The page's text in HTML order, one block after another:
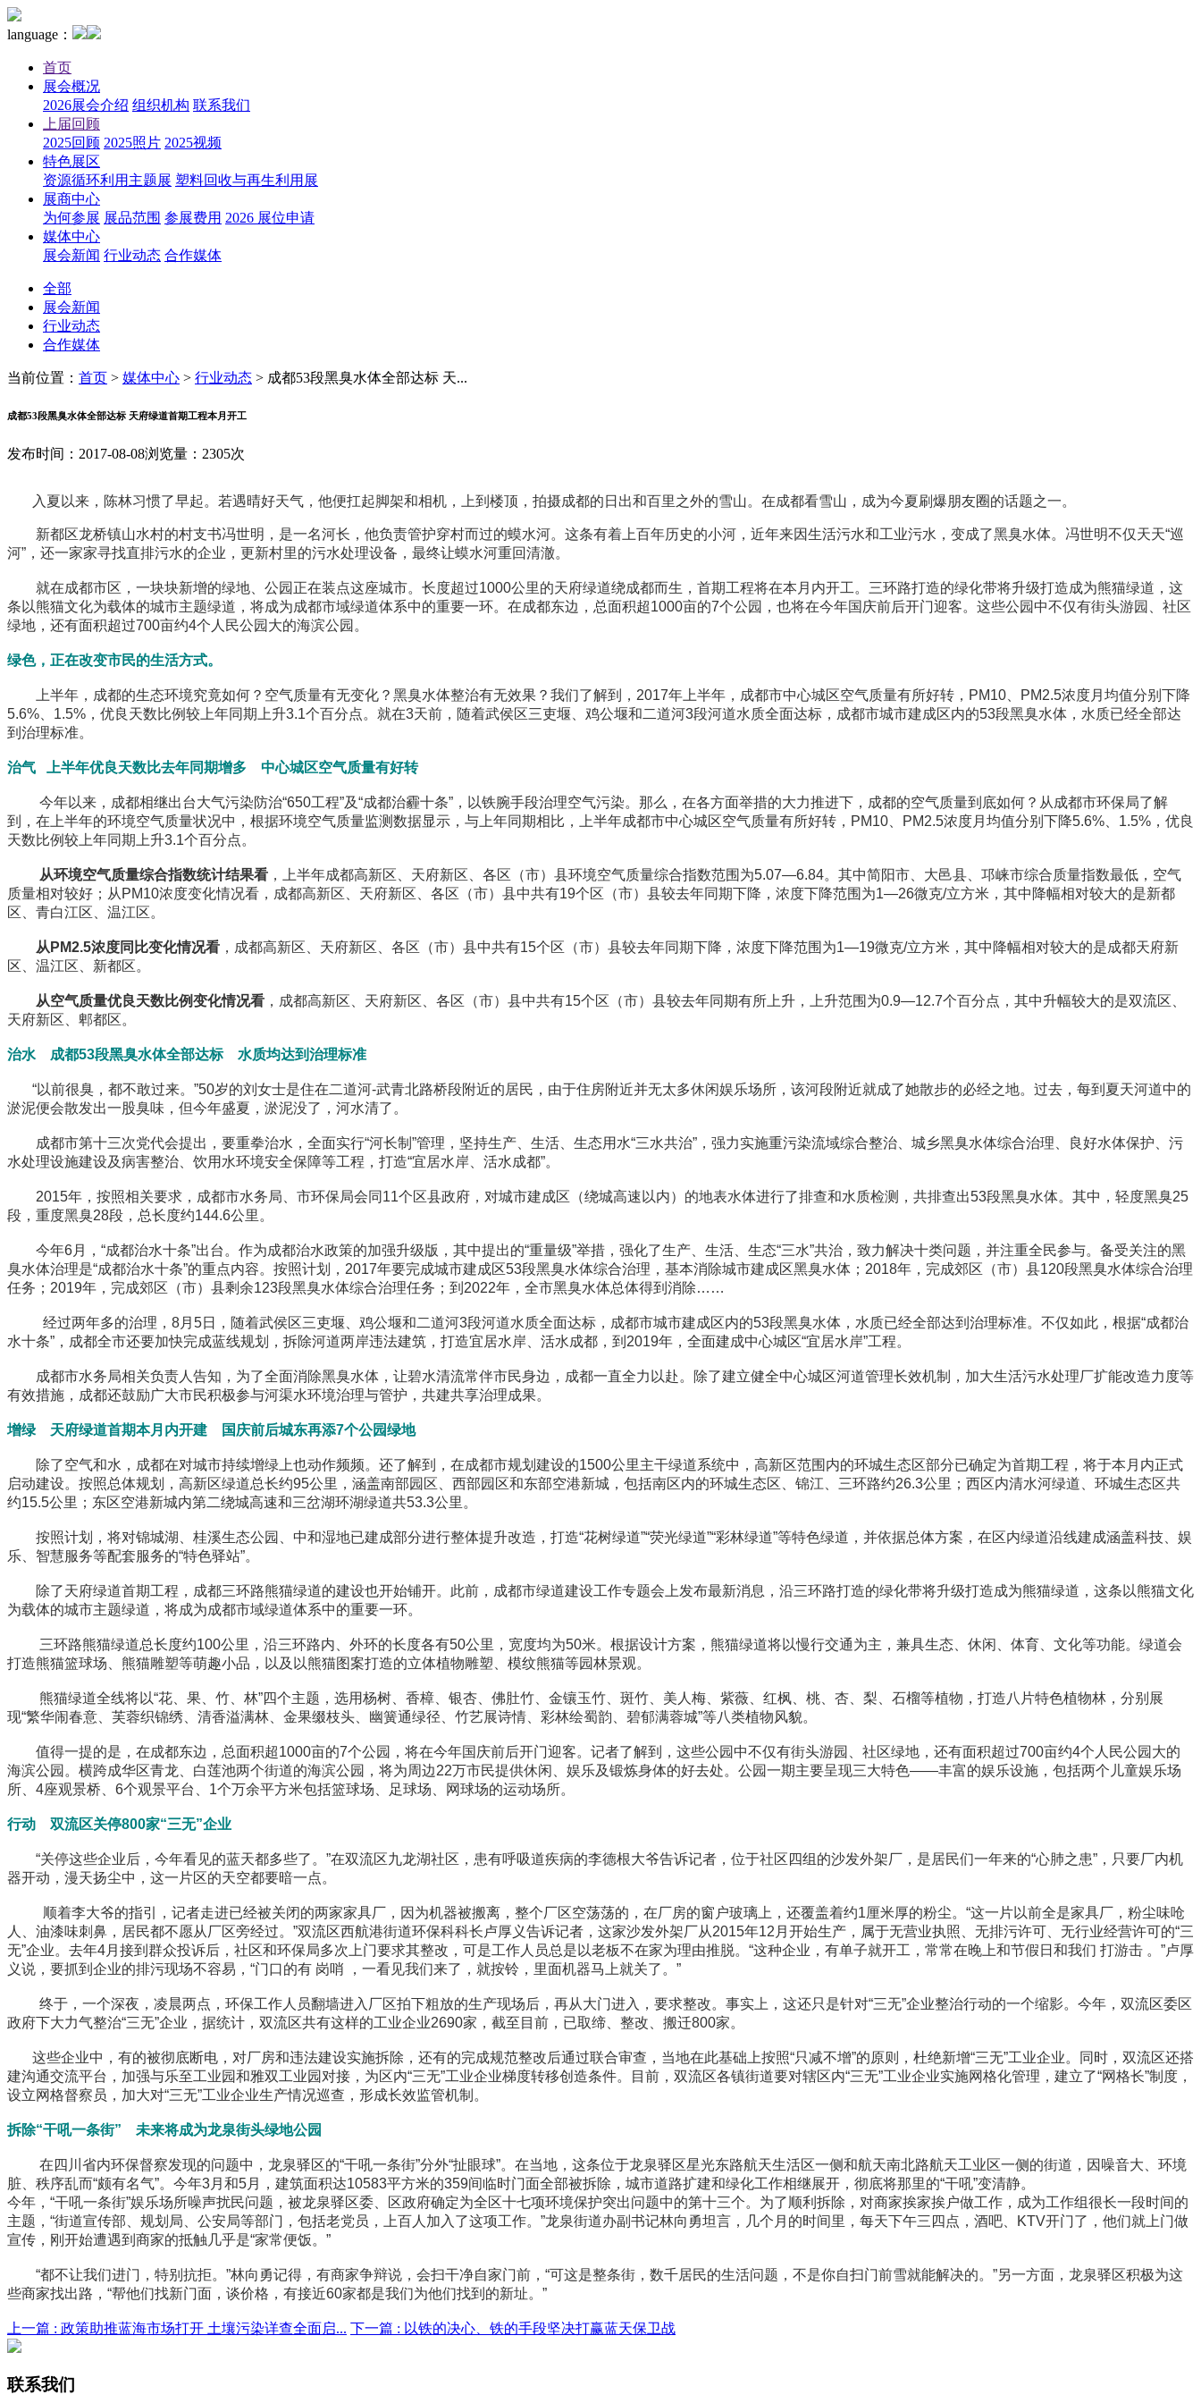
language：
首页
展会概况
2026展会介绍 组织机构 联系我们
上届回顾
2025回顾 2025照片 2025视频
特色展区
资源循环利用主题展 塑料回收与再生利用展
展商中心
为何参展 展品范围 参展费用 2026 展位申请
媒体中心
展会新闻 行业动态 合作媒体
全部
展会新闻
行业动态
合作媒体
当前位置： 首页 > 媒体中心 > 行业动态 > 成都53段黑臭水体全部达标 天...
成都53段黑臭水体全部达标 天府绿道首期工程本月开工
发布时间：2017-08-08浏览量：2305次
入夏以来，陈林习惯了早起。若遇晴好天气，他便扛起脚架和相机，上到楼顶，拍摄成都的日出和百里之外的雪山。在成都看雪山，成为今夏刷爆朋友圈的话题之一。
新都区龙桥镇山水村的村支书冯世明，是一名河长，他负责管护穿村而过的蟆水河。这条有着上百年历史的小河，近年来因生活污水和工业污水，变成了黑臭水体。冯世明不仅天天“巡
河”，还一家家寻找直排污水的企业，更新村里的污水处理设备，最终让蟆水河重回清澈。
就在成都市区，一块块新增的绿地、公园正在装点这座城市。长度超过1000公里的天府绿道绕成都而生，首期工程将在本月内开工。三环路打造的绿化带将升级打造成为熊猫绿道，这
条以熊猫文化为载体的城市主题绿道，将成为成都市域绿道体系中的重要一环。在成都东边，总面积超1000亩的7个公园，也将在今年国庆前后开门迎客。这些公园中不仅有街头游园、社区
绿地，还有面积超过700亩约4个人民公园大的海滨公园。
绿色，正在改变市民的生活方式。
上半年，成都的生态环境究竟如何？空气质量有无变化？黑臭水体整治有无效果？我们了解到，2017年上半年，成都市中心城区空气质量有所好转，PM10、PM2.5浓度月均值分别下降
5.6%、1.5%，优良天数比例较上年同期上升3.1个百分点。就在3天前，随着武侯区三吏堰、鸡公堰和二道河3段河道水质全面达标，成都市城市建成区内的53段黑臭水体，水质已经全部达
到治理标准。
治气 上半年优良天数比去年同期增多 中心城区空气质量有好转
今年以来，成都相继出台大气污染防治“650工程”及“成都治霾十条”，以铁腕手段治理空气污染。那么，在各方面举措的大力推进下，成都的空气质量到底如何？从成都市环保局了解
到，在上半年的环境空气质量状况中，根据环境空气质量监测数据显示，与上年同期相比，上半年成都市中心城区空气质量有所好转，PM10、PM2.5浓度月均值分别下降5.6%、1.5%，优良
天数比例较上年同期上升3.1个百分点。
从环境空气质量综合指数统计结果看 ，上半年成都高新区、天府新区、各区（市）县环境空气质量综合指数范围为5.07—6.84。其中简阳市、大邑县、邛崃市综合质量指数最低，空气
质量相对较好；从PM10浓度变化情况看，成都高新区、天府新区、各区（市）县中共有19个区（市）县较去年同期下降，浓度下降范围为1—26微克/立方米，其中降幅相对较大的是新都
区、青白江区、温江区。
从PM2.5浓度同比变化情况看 ，成都高新区、天府新区、各区（市）县中共有15个区（市）县较去年同期下降，浓度下降范围为1—19微克/立方米，其中降幅相对较大的是成都天府新
区、温江区、新都区。
从空气质量优良天数比例变化情况看 ，成都高新区、天府新区、各区（市）县中共有15个区（市）县较去年同期有所上升，上升范围为0.9—12.7个百分点，其中升幅较大的是双流区、
天府新区、郫都区。
治水 成都53段黑臭水体全部达标 水质均达到治理标准
“以前很臭，都不敢过来。”50岁的刘女士是住在二道河-武青北路桥段附近的居民，由于住房附近并无太多休闲娱乐场所，该河段附近就成了她散步的必经之地。过去，每到夏天河道中的
淤泥便会散发出一股臭味，但今年盛夏，淤泥没了，河水清了。
成都市第十三次党代会提出，要重拳治水，全面实行“河长制”管理，坚持生产、生活、生态用水“三水共治”，强力实施重污染流域综合整治、城乡黑臭水体综合治理、良好水体保护、污
水处理设施建设及病害整治、饮用水环境安全保障等工程，打造“宜居水岸、活水成都”。
2015年，按照相关要求，成都市水务局、市环保局会同11个区县政府，对城市建成区（绕城高速以内）的地表水体进行了排查和水质检测，共排查出53段黑臭水体。其中，轻度黑臭25
段，重度黑臭28段，总长度约144.6公里。
今年6月，“成都治水十条”出台。作为成都治水政策的加强升级版，其中提出的“重量级”举措，强化了生产、生活、生态“三水”共治，致力解决十类问题，并注重全民参与。备受关注的黑
臭水体治理是“成都治水十条”的重点内容。按照计划，2017年要完成城市建成区53段黑臭水体综合治理，基本消除城市建成区黑臭水体；2018年，完成郊区（市）县120段黑臭水体综合治理
任务；2019年，完成郊区（市）县剩余123段黑臭水体综合治理任务；到2022年，全市黑臭水体总体得到消除……
经过两年多的治理，8月5日，随着武侯区三吏堰、鸡公堰和二道河3段河道水质全面达标，成都市城市建成区内的53段黑臭水体，水质已经全部达到治理标准。不仅如此，根据“成都治
水十条”，成都全市还要加快完成蓝线规划，拆除河道两岸违法建筑，打造宜居水岸、活水成都，到2019年，全面建成中心城区“宜居水岸”工程。
成都市水务局相关负责人告知，为了全面消除黑臭水体，让碧水清流常伴市民身边，成都一直全力以赴。除了建立健全中心城区河道管理长效机制，加大生活污水处理厂扩能改造力度等
有效措施，成都还鼓励广大市民积极参与河渠水环境治理与管护，共建共享治理成果。
增绿 天府绿道首期本月内开建 国庆前后城东再添7个公园绿地
除了空气和水，成都在对城市持续增绿上也动作频频。还了解到，在成都市规划建设的1500公里主干绿道系统中，高新区范围内的环城生态区部分已确定为首期工程，将于本月内正式
启动建设。按照总体规划，高新区绿道总长约95公里，涵盖南部园区、西部园区和东部空港新城，包括南区内的环城生态区、锦江、三环路约26.3公里；西区内清水河绿道、环城生态区共
约15.5公里；东区空港新城内第二绕城高速和三岔湖环湖绿道共53.3公里。
按照计划，将对锦城湖、桂溪生态公园、中和湿地已建成部分进行整体提升改造，打造“花树绿道”“荧光绿道”“彩林绿道”等特色绿道，并依据总体方案，在区内绿道沿线建成涵盖科技、娱
乐、智慧服务等配套服务的“特色驿站”。
除了天府绿道首期工程，成都三环路熊猫绿道的建设也开始铺开。此前，成都市绿道建设工作专题会上发布最新消息，沿三环路打造的绿化带将升级打造成为熊猫绿道，这条以熊猫文化
为载体的城市主题绿道，将成为成都市域绿道体系中的重要一环。
三环路熊猫绿道总长度约100公里，沿三环路内、外环的长度各有50公里，宽度均为50米。根据设计方案，熊猫绿道将以慢行交通为主，兼具生态、休闲、体育、文化等功能。绿道会
打造熊猫篮球场、熊猫雕塑等萌趣小品，以及以熊猫图案打造的立体植物雕塑、模纹熊猫等园林景观。
熊猫绿道全线将以“花、果、竹、林”四个主题，选用杨树、香樟、银杏、佛肚竹、金镶玉竹、斑竹、美人梅、紫薇、红枫、桃、杏、梨、石榴等植物，打造八片特色植物林，分别展
现“繁华闹春意、芙蓉织锦绣、清香溢满林、金果缀枝头、幽簧通绿径、竹艺展诗情、彩林绘蜀韵、碧郁满蓉城”等八类植物风貌。
值得一提的是，在成都东边，总面积超1000亩的7个公园，将在今年国庆前后开门迎客。记者了解到，这些公园中不仅有街头游园、社区绿地，还有面积超过700亩约4个人民公园大的
海滨公园。横跨成华区青龙、白莲池两个街道的海滨公园，将为周边22万市民提供休闲、娱乐及锻炼身体的好去处。公园一期主要呈现三大特色——丰富的娱乐设施，包括两个儿童娱乐场
所、4座观景桥、6个观景平台、1个万余平方米包括篮球场、足球场、网球场的运动场所。
行动 双流区关停800家“三无”企业
“关停这些企业后，今年看见的蓝天都多些了。”在双流区九龙湖社区，患有呼吸道疾病的李德根大爷告诉记者，位于社区四组的沙发外架厂，是居民们一年来的“心肺之患”，只要厂内机
器开动，漫天扬尘中，这一片区的天空都要暗一点。
顺着李大爷的指引，记者走进已经被关闭的两家家具厂，因为机器被搬离，整个厂区空荡荡的，在厂房的窗户玻璃上，还覆盖着约1厘米厚的粉尘。“这一片以前全是家具厂，粉尘味呛
人、油漆味刺鼻，居民都不愿从厂区旁经过。”双流区西航港街道环保科科长卢厚义告诉记者，这家沙发外架厂从2015年12月开始生产，属于无营业执照、无排污许可、无行业经营许可的“三
无”企业。去年4月接到群众投诉后，社区和环保局多次上门要求其整改，可是工作人员总是以老板不在家为理由推脱。“这种企业，有单子就开工，常常在晚上和节假日和我们 打游击 。”卢厚
义说，要抓到企业的排污现场不容易，“门口的有 岗哨 ，一看见我们来了，就按铃，里面机器马上就关了。”
终于，一个深夜，凌晨两点，环保工作人员翻墙进入厂区拍下粗放的生产现场后，再从大门进入，要求整改。事实上，这还只是针对“三无”企业整治行动的一个缩影。今年，双流区委区
政府下大力气整治“三无”企业，据统计，双流区共有这样的工业企业2690家，截至目前，已取缔、整改、搬迁800家。
这些企业中，有的被彻底断电，对厂房和违法建设实施拆除，还有的完成规范整改后通过联合审查，当地在此基础上按照“只减不增”的原则，杜绝新增“三无”工业企业。同时，双流区还搭
建沟通交流平台，加强与乐至工业园和雅双工业园对接，为区内“三无”工业企业梯度转移创造条件。目前，双流区各镇街道要对辖区内“三无”工业企业实施网格化管理，建立了“网格长”制度，
设立网格督察员，加大对“三无”工业企业生产情况巡查，形成长效监管机制。
拆除“干吼一条街” 未来将成为龙泉街头绿地公园
在四川省内环保督察发现的问题中，龙泉驿区的“干吼一条街”分外“扯眼球”。在当地，这条位于龙泉驿区星光东路航天生活区一侧和航天南北路航天工业区一侧的街道，因噪音大、环境
脏、秩序乱而“颇有名气”。今年3月和5月，建筑面积达10583平方米的359间临时门面全部被拆除，城市道路扩建和绿化工作相继展开，彻底将那里的“干吼”变清静。
今年，“干吼一条街”娱乐场所噪声扰民问题，被龙泉驿区委、区政府确定为全区十七项环境保护突出问题中的第十三个。为了顺利拆除，对商家挨家挨户做工作，成为工作组很长一段时间的
主题，“街道宣传部、规划局、公安局等部门，包括老党员，上百人加入了这项工作。”龙泉街道办副书记林向勇坦言，几个月的时间里，每天下午三四点，酒吧、KTV开门了，他们就上门做
宣传，刚开始遭遇到商家的抵触几乎是“家常便饭。”
“都不让我们进门，特别抗拒。”林向勇记得，有商家争辩说，会扫干净自家门前，“可这是整条街，数千居民的生活问题，不是你自扫门前雪就能解决的。”另一方面，龙泉驿区积极为这
些商家找出路，“帮他们找新门面，谈价格，有接近60家都是我们为他们找到的新址。”
上一篇 : 政策助推蓝海市场打开 土壤污染详查全面启... 下一篇 : 以铁的决心、铁的手段坚决打赢蓝天保卫战
联系我们